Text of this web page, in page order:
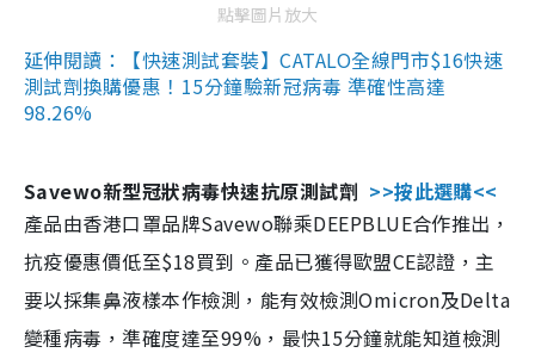
點擊圖片放大
延伸閱讀：【快速測試套裝】CATALO全線門市$16快速
測試劑換購優惠！15分鐘驗新冠病毒 準確性高達
98.26%
Savewo新型冠狀病毒快速抗原測試劑 >>按此選購<<
產品由香港口罩品牌Savewo聯乘DEEPBLUE合作推出，
抗疫優惠價低至$18買到。產品已獲得歐盟CE認證，主
要以採集鼻液樣本作檢測，能有效檢測Omicron及Delta
變種病毒，準確度達至99%，最快15分鐘就能知道檢測